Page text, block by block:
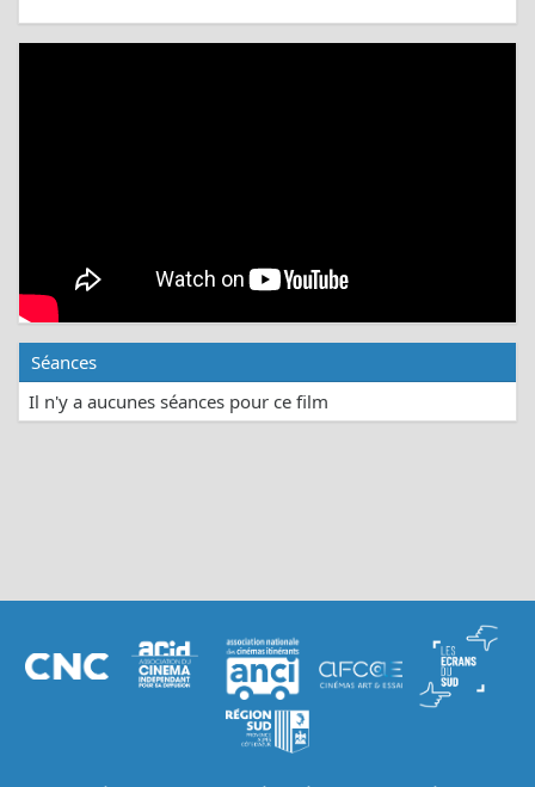
Séances
Il n'y a aucunes séances pour ce film